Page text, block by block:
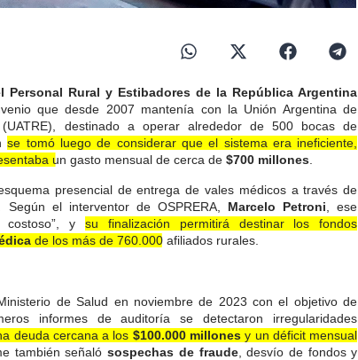
Personal Rural y Estibadores de la República Argentina
que desde 2007 mantenía con la Unión Argentina de
destinado a operar alrededor de 500 bocas de
se tomó luego de considerar que el sistema era ineficiente,
un gasto mensual de cerca de $700 millones
presencial de entrega de vales médicos a través de
el interventor de OSPRERA, Marcelo Petroni , ese
costoso”, y su finalización permitirá destinar los fondos
de los más de 760.000 afiliados rurales.
de Salud en noviembre de 2023 con el objetivo de
informes de auditoría se detectaron irregularidades
deuda cercana a los $100.000 millones y un déficit mensual
también señalósospechas de fraude, desvío de fondos y